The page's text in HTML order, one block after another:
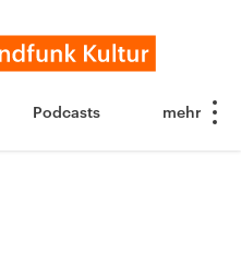
Podcasts